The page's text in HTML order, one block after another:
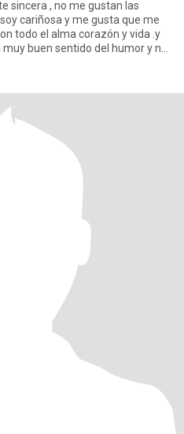
sincera , no me gustan las
cariñosa y me gusta que me
todo el alma corazón y vida .y
buen sentido del humor y no